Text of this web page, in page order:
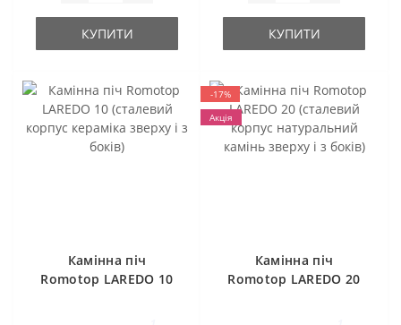
КУПИТИ КУПИТИ
Камінна піч
Romotop LAREDO 10
-17%
Акція
Камінна піч
Romotop LAREDO 20